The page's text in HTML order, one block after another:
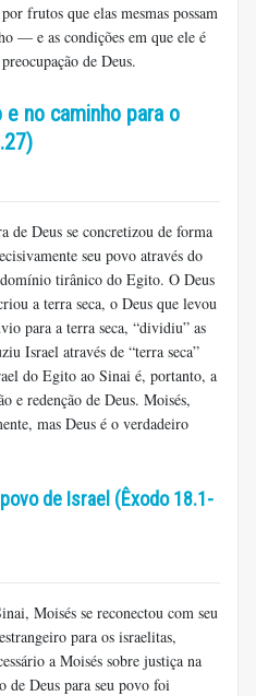
frutos que elas mesmas possam
— e as condições em que ele é
de Deus.
no caminho para o
de Deus se concretizou de forma
seu povo através do
tirânico do Egito. O Deus
a terra seca, o Deus que levou
para a terra seca, “dividiu” as
Israel através de “terra seca”
do Egito ao Sinai é, portanto, a
e redenção de Deus. Moisés,
mas Deus é o verdadeiro
de Israel (Êxodo 18.1-
Moisés se reconectou com seu
para os israelitas,
a Moisés sobre justiça na
de Deus para seu povo foi